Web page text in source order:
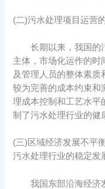
(二)污水处理项目运营
长期以来，我国的污
主体，市场化运作的时
及管理人员的整体素质
较为完善的成本约束和
理成本控制和工艺水平
制了污水处理行业的健
(三)区域经济发展不平
污水处理行业的稳定发
我国东部沿海经济发